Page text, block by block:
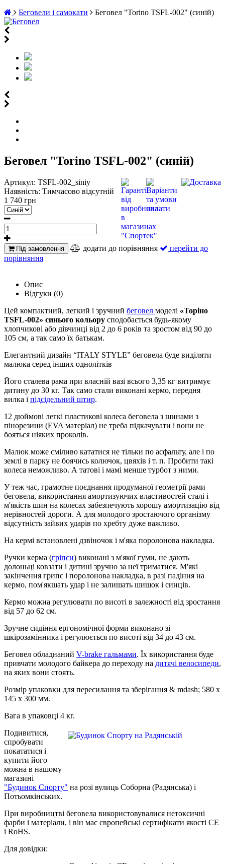
Беговели і самокати
Беговел "Torino TSFL-002" (синій)
Беговел "Torino TSFL-002" (синій)
Артикул: TSFL-002_siniy
Наявність: Тимчасово відсутній
1 740 грн
Під замовлення додати до порівняння
перейти до
порівняння
Опис
Відгуки (0)
Цей компактний, легкий і зручний беговел моделі «Торіно
TSFL-002» синього кольору сподобається будь-якому
хлопчикові або дівчинці від 2 до 6 років та зростом від 90 до
105 см, а так само їх батькам.
Елегантний дизайн “ITALY STYLE” беговела буде виділяти
малюка серед інших однолітків
Його сталева рама при власній вазі всього 3,35 кг витримує
дитину до 30 кг. Так само стали виконані кермо, передня
вилка і підсідельний штир.
12 дюймові легкі пластикові колеса беговела з шинами з
пінорезини (EVA матеріал) не треба підкачувати і вони не
бояться ніяких проколів.
Малюк може сміливо кататися не тільки по асфальту, але і по
землі в парку не боячись колючок, цвяхів і т. п. Пробити такі
колеса неможливо. А татові і мамі менше турбот з ними.
У теж час, грамотне поєднання продуманої геометрії рами
беговела, використання амортизуючих властивостей сталі і
м'якість шин на колесах забезпечують хорошу амортизацію від
нерівностей дороги. А для молодого зростаючого організму
відсутність зайвих ударів по хребту дуже важливо.
На кермі встановлені дзвіночок і м'яка поролонова накладка.
Ручки керма (гріпси) виконані з м'якої гуми, не дають
долоньці ковзати і дитині зручно за неї триматися. М'які
закінчення грипс і поролонова накладка, в разі падіння на
кермо, пом'якшать удар і не залишать шишок і синців.
Кермо можна регулювати по висоті в залежності від зростання
від 57 до 62 см.
Зручне сидіння ергономічної форми виконано зі
шкірозамінника і регулюється по висоті від 34 до 43 см.
Беговел обладнаний V-brake гальмами. Їх використання буде
привчати молодого байкера до переходу на дитячі велосипеди,
на яких вони стоять.
Розмір упаковки для пересилання та зберігання & mdash; 580 х
145 х 300 мм.
Вага в упаковці 4 кг.
Подивитися,
спробувати
покататися і
купити його
можна в нашому
магазині
"Будинок Спорту" на розі вулиць Соборна (Радянська) і
Потьомкінських.
При виробництві беговела використовувалися нетоксичні
фарби і матеріали, і він має європейські сертифікати якості CE
і RoHS.
Для довідки: